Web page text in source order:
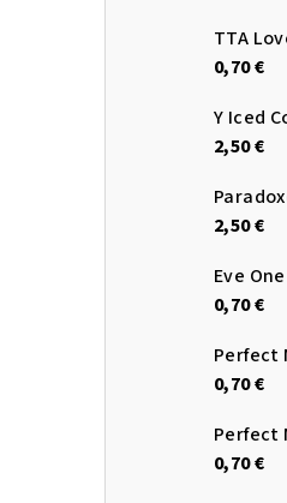
TTA
0,70 €
Y Iced
2,50 €
2,50 €
Eve
0,70 €
0,70 €
0,70 €